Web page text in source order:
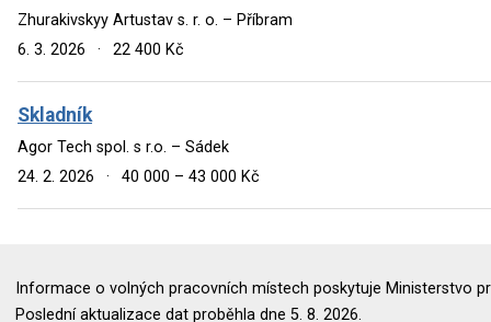
Zhurakivskyy Artustav s. r. o. – Příbram
6. 3. 2026
· 22 400 Kč
Skladník
Agor Tech spol. s r.o. – Sádek
24. 2. 2026
· 40 000 – 43 000 Kč
Informace o volných pracovních místech poskytuje Ministerstvo
Poslední aktualizace dat proběhla dne 5. 8. 2026.